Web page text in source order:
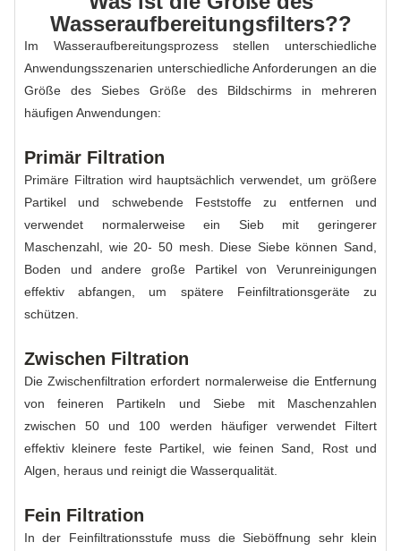
Wasseraufbereitungsfilters??
Im Wasseraufbereitungsprozess stellen unterschiedliche
Anwendungsszenarien unterschiedliche Anforderungen an die
Größe des Siebes Größe des Bildschirms in mehreren
häufigen Anwendungen:
Primär Filtration
Primäre Filtration wird hauptsächlich verwendet, um größere
Partikel und schwebende Feststoffe zu entfernen und
verwendet normalerweise ein Sieb mit geringerer
Maschenzahl, wie 20- 50 mesh. Diese Siebe können Sand,
Boden und andere große Partikel von Verunreinigungen
effektiv abfangen, um spätere Feinfiltrationsgeräte zu
schützen.
Zwischen Filtration
Die Zwischenfiltration erfordert normalerweise die Entfernung
von feineren Partikeln und Siebe mit Maschenzahlen
zwischen 50 und 100 werden häufiger verwendet Filtert
effektiv kleinere feste Partikel, wie feinen Sand, Rost und
Algen, heraus und reinigt die Wasserqualität.
Fein Filtration
In der Feinfiltrationsstufe muss die Sieböffnung sehr klein